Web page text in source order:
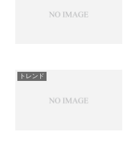
トレンド